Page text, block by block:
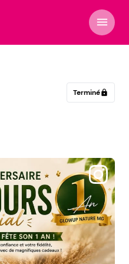
menu
Terminélock